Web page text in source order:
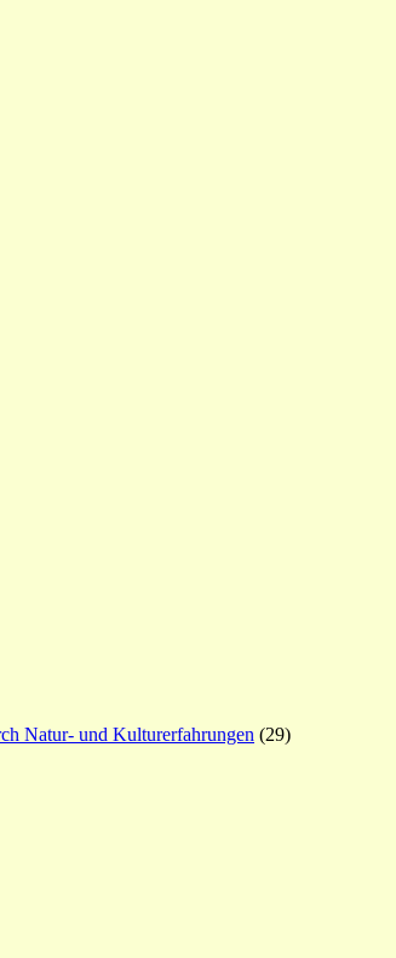
Natur- und Kulturerfahrungen (29)